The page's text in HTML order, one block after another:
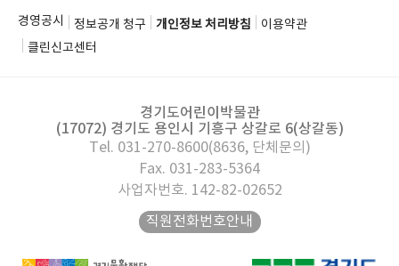
경영공시 정보공개 청구 개인정보 처리방침
이용약관
클린신고센터
경기도어린이박물관
(17072) 경기도 용인시 기흥구 상갈로 6(상갈동)
Tel. 031-270-8600(8636, 단체문의)
Fax. 031-283-5364
사업자번호. 142-82-02652
직원전화번호안내